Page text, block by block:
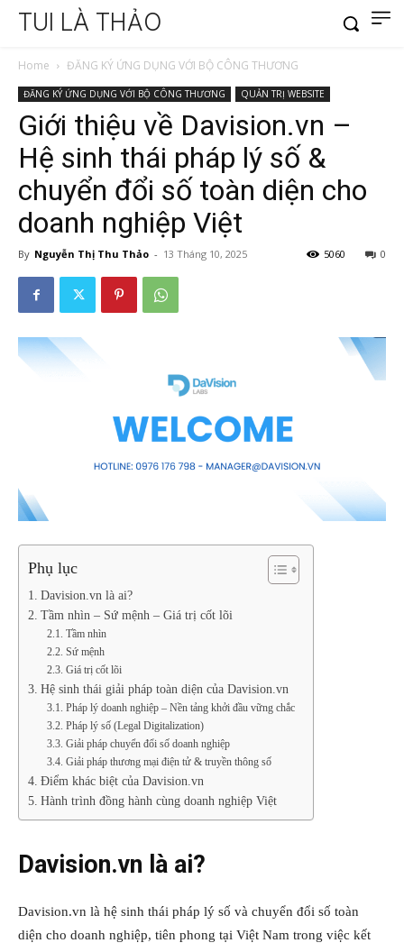
TUI LÀ THẢO
Home ĐĂNG KÝ ỨNG DỤNG VỚI BỘ CÔNG THƯƠNG
ĐĂNG KÝ ỨNG DỤNG VỚI BỘ CÔNG THƯƠNG QUẢN TRỊ WEBSITE
Giới thiệu về Davision.vn –
Hệ sinh thái pháp lý số &
chuyển đổi số toàn diện cho
doanh nghiệp Việt
By Nguyễn Thị Thu Thảo - 13 Tháng 10, 2025 0
5060
Phụ lục
Davision.vn là ai?
Tầm nhìn – Sứ mệnh – Giá trị cốt lõi
Tầm nhìn
Sứ mệnh
Giá trị cốt lõi
Hệ sinh thái giải pháp toàn diện của Davision.vn
Pháp lý doanh nghiệp – Nền tảng khởi đầu vững chắc
Pháp lý số (Legal Digitalization)
Giải pháp chuyển đổi số doanh nghiệp
Giải pháp thương mại điện tử & truyền thông số
Điểm khác biệt của Davision.vn
Hành trình đồng hành cùng doanh nghiệp Việt
Davision.vn là ai?
Davision.vn là hệ sinh thái pháp lý số và chuyển đổi số toàn
diện cho doanh nghiệp, tiên phong tại Việt Nam trong việc kết